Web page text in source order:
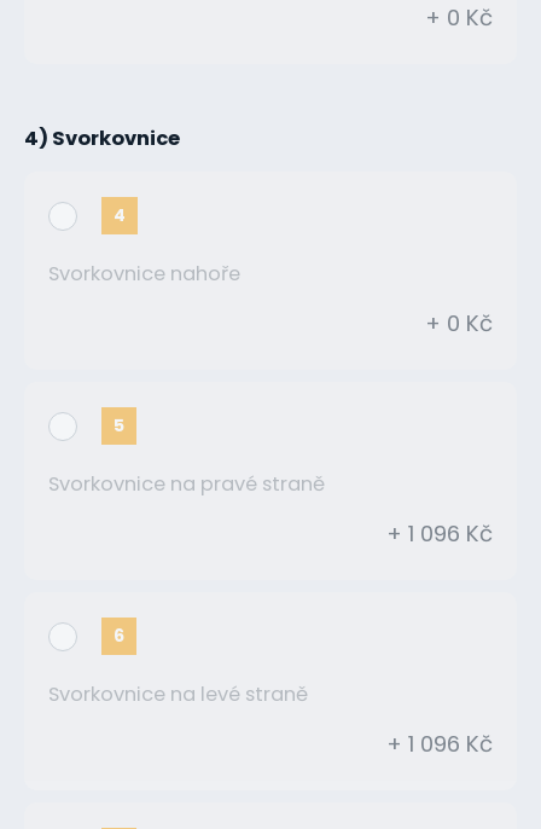
+ 0 Kč
4) Svorkovnice
4
Svorkovnice nahoře
+ 0 Kč
5
Svorkovnice na pravé straně
+ 1 096 Kč
6
Svorkovnice na levé straně
+ 1 096 Kč